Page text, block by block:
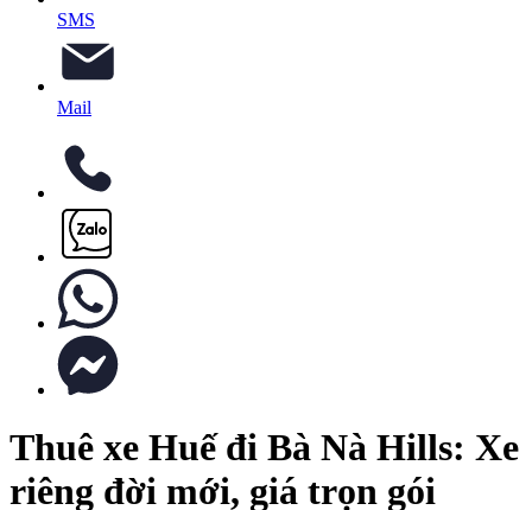
SMS
Mail
Thuê xe Huế đi Bà Nà Hills: Xe
riêng đời mới, giá trọn gói